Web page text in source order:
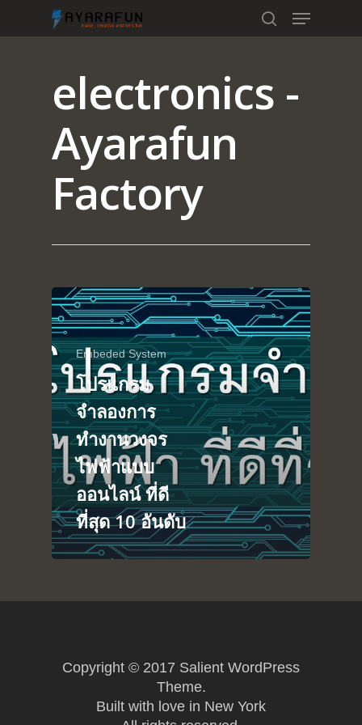
Hit enter to search or ESC to close
electronics -
Ayarafun
Factory
Embeded System
โปรแกรม
จำลองการ
ทำงานวงจร
ไฟฟ้าแบบ
ออนไลน์ ที่ดี
ที่สุด 10 อันดับ
Copyright © 2017 Salient WordPress
Theme.
Built with love in New York
Home
Portfolio
blog
Arduino
Tutorial
Raspberry pi
Interactive Design
Robotics
MyProject
About
Contact
Summit Your